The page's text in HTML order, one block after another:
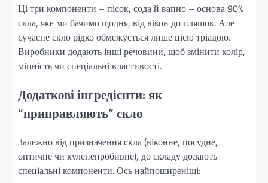
Ці три компоненти – пісок, сода й вапно – основа 90%
скла, яке ми бачимо щодня, від вікон до пляшок. Але
сучасне скло рідко обмежується лише цією тріадою.
Виробники додають інші речовини, щоб змінити колір,
міцність чи спеціальні властивості.
Додаткові інгредієнти: як
“приправляють” скло
Залежно від призначення скла (віконне, посудне,
оптичне чи куленепробивне), до складу додають
спеціальні компоненти. Ось найпоширеніші: